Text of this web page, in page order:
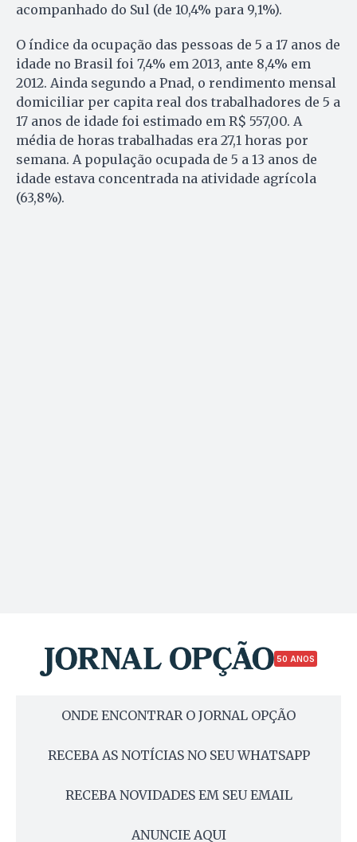
acompanhado do Sul (de 10,4% para 9,1%).
O índice da ocupação das pessoas de 5 a 17 anos de
idade no Brasil foi 7,4% em 2013, ante 8,4% em
2012. Ainda segundo a Pnad, o rendimento mensal
domiciliar per capita real dos trabalhadores de 5 a
17 anos de idade foi estimado em R$ 557,00. A
média de horas trabalhadas era 27,1 horas por
semana. A população ocupada de 5 a 13 anos de
idade estava concentrada na atividade agrícola
(63,8%).
50 ANOS
ONDE ENCONTRAR O JORNAL OPÇÃO
RECEBA AS NOTÍCIAS NO SEU WHATSAPP
RECEBA NOVIDADES EM SEU EMAIL
ANUNCIE AQUI